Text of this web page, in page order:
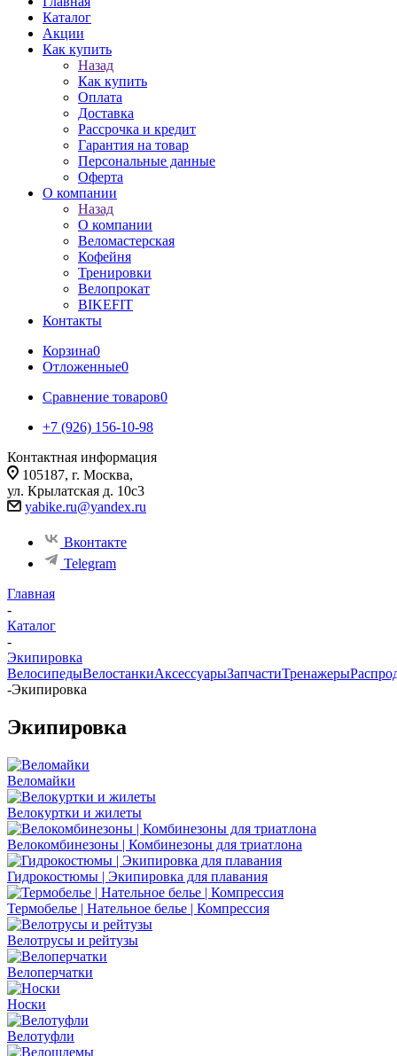
Каталог
Акции
Как купить
Назад
Как купить
Оплата
Доставка
Рассрочка и кредит
Гарантия на товар
Персональные данные
Оферта
О компании
Назад
О компании
Веломастерская
Кофейня
Тренировки
Велопрокат
BIKEFIT
Контакты
Корзина0
Отложенные0
Сравнение товаров0
+7 (926) 156-10-98
Контактная информация
105187, г. Москва,
ул. Крылатская д. 10с3
yabike.ru@yandex.ru
Вконтакте
Telegram
Главная
-
Каталог
-
Экипировка
ВелосипедыВелостанкиАксессуарыЗапчастиТренажеры
-Экипировка
Экипировка
Веломайки
Велокуртки и жилеты
Велокомбинезоны | Комбинезоны для триатлона
Гидрокостюмы | Экипировка для плавания
Термобелье | Нательное белье | Компрессия
Велотрусы и рейтузы
Велоперчатки
Носки
Велотуфли